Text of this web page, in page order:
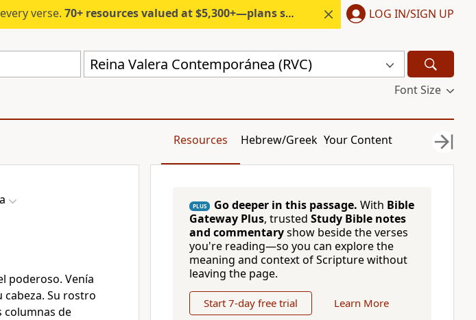
verse. 70+ resources valued at $5,300+—plans start under $6/month. LOG IN/SIGN UP
Reina Valera Contemporánea (RVC)
Font Size
Resources Hebrew/Greek Your Content
poderoso. Venía
Su rostro
columnas de
PLUS Go deeper in this passage. With Bible
Gateway Plus, trusted Study Bible notes
and commentaryshow beside the verses
you're reading—so you can explore the
meaning and context of Scripture without
leaving the page.
Start 7-day free trial Learn More